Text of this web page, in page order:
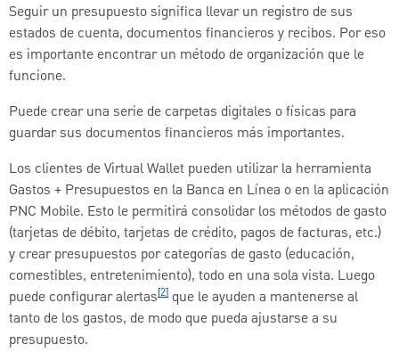
Seguir un presupuesto significa llevar un registro de sus
estados de cuenta, documentos financieros y recibos. Por eso
es importante encontrar un método de organización que le
funcione.
Puede crear una serie de carpetas digitales o físicas para
guardar sus documentos financieros más importantes.
Los clientes de Virtual Wallet pueden utilizar la herramienta
Gastos + Presupuestos en la Banca en Línea o en la aplicación
PNC Mobile. Esto le permitirá consolidar los métodos de gasto
(tarjetas de débito, tarjetas de crédito, pagos de facturas, etc.)
y crear presupuestos por categorías de gasto (educación,
comestibles, entretenimiento), todo en una sola vista. Luego
puede configurar alertas[2] que le ayuden a mantenerse al
tanto de los gastos, de modo que pueda ajustarse a su
presupuesto.